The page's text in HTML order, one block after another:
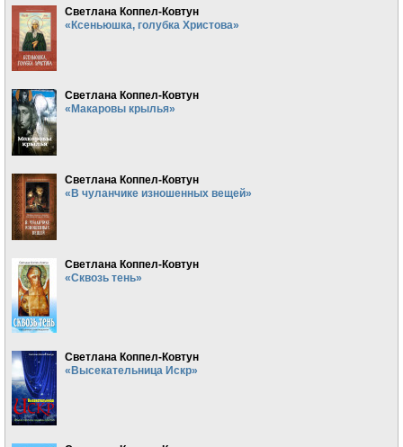
Светлана Коппел-Ковтун
«Ксеньюшка, голубка Христова»
Светлана Коппел-Ковтун
«Макаровы крылья»
Светлана Коппел-Ковтун
«В чуланчике изношенных вещей»
Светлана Коппел-Ковтун
«Сквозь тень»
Светлана Коппел-Ковтун
«Высекательница Искр»